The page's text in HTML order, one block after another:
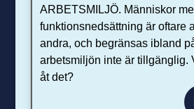
ARBETSMILJÖ. Människor
funktionsnedsättning är oftare
andra, och begränsas ibland
arbetsmiljön inte är tillgänglig.
åt det?